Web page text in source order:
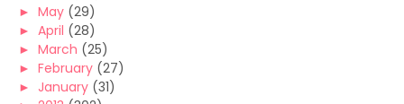
► May (29)
► April (28)
► March (25)
► February (27)
► January (31)